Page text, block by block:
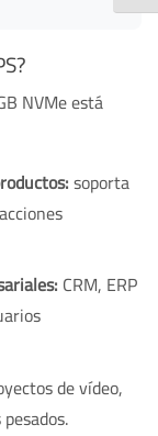
NVMe está
soporta
CRM, ERP
de vídeo,